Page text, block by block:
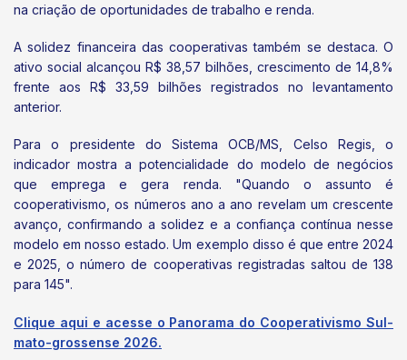
na criação de oportunidades de trabalho e renda.
A solidez financeira das cooperativas também se destaca. O
ativo social alcançou R$ 38,57 bilhões, crescimento de 14,8%
frente aos R$ 33,59 bilhões registrados no levantamento
anterior.
Para o presidente do Sistema OCB/MS, Celso Regis, o
indicador mostra a potencialidade do modelo de negócios
que emprega e gera renda. "Quando o assunto é
cooperativismo, os números ano a ano revelam um crescente
avanço, confirmando a solidez e a confiança contínua nesse
modelo em nosso estado. Um exemplo disso é que entre 2024
e 2025, o número de cooperativas registradas saltou de 138
para 145".
Clique aqui e acesse o Panorama do Cooperativismo Sul-
mato-grossense 2026.